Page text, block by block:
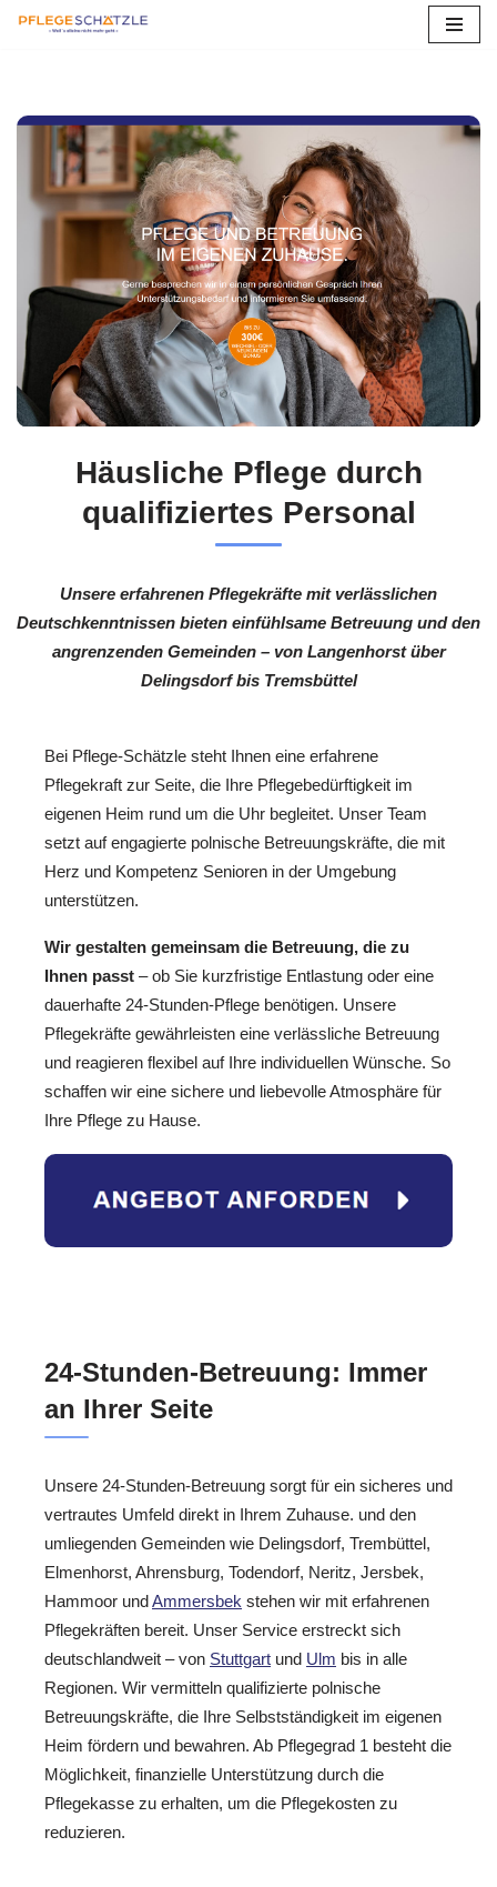
springen
Häusliche Pflege durch
qualifiziertes Personal
Unsere erfahrenen Pflegekräfte mit verlässlichen
Deutschkenntnissen bieten einfühlsame Betreuung und den
angrenzenden Gemeinden – von Langenhorst über
Delingsdorf bis Tremsbüttel
Bei Pflege-Schätzle steht Ihnen eine erfahrene
Pflegekraft zur Seite, die Ihre Pflegebedürftigkeit im
eigenen Heim rund um die Uhr begleitet. Unser Team
setzt auf engagierte polnische Betreuungskräfte, die mit
Herz und Kompetenz Senioren in der Umgebung
unterstützen.
Wir gestalten gemeinsam die Betreuung, die zu
Ihnen passt – ob Sie kurzfristige Entlastung oder eine
dauerhafte 24-Stunden-Pflege benötigen. Unsere
Pflegekräfte gewährleisten eine verlässliche Betreuung
und reagieren flexibel auf Ihre individuellen Wünsche. So
schaffen wir eine sichere und liebevolle Atmosphäre für
Ihre Pflege zu Hause.
24-Stunden-Betreuung: Immer
an Ihrer Seite
Unsere 24-Stunden-Betreuung sorgt für ein sicheres und
vertrautes Umfeld direkt in Ihrem Zuhause. und den
umliegenden Gemeinden wie Delingsdorf, Trembüttel,
Elmenhorst, Ahrensburg, Todendorf, Neritz, Jersbek,
Hammoor undAmmersbek stehen wir mit erfahrenen
Pflegekräften bereit. Unser Service erstreckt sich
deutschlandweit – von Stuttgart und Ulm bis in alle
Regionen. Wir vermitteln qualifizierte polnische
Betreuungskräfte, die Ihre Selbstständigkeit im eigenen
Heim fördern und bewahren. Ab Pflegegrad 1 besteht die
Möglichkeit, finanzielle Unterstützung durch die
Pflegekasse zu erhalten, um die Pflegekosten zu
reduzieren.